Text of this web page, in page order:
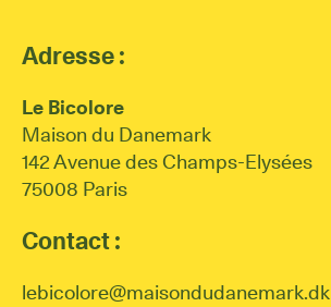
Adresse :
Le Bicolore
Maison du Danemark
142 Avenue des Champs-Elysées
75008 Paris
Contact :
lebicolore@maisondudanemark.dk